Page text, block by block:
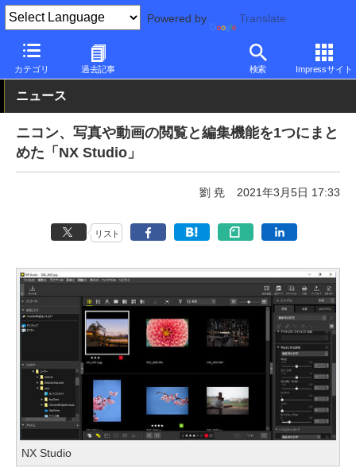
Powered by Translate
カテゴリ 過去記事 検索 Impressサイト
PC Watch ソフトウェア/アプリ 他ソフト/アプリ 新バージョン
ニュース
ニコン、写真や動画の閲覧と編集機能を1つにまと
めた「NX Studio」
劉 尭 2021年3月5日 17:33
リスト
NX Studio